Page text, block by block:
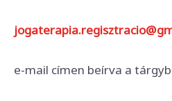
e-mail címen beírva a